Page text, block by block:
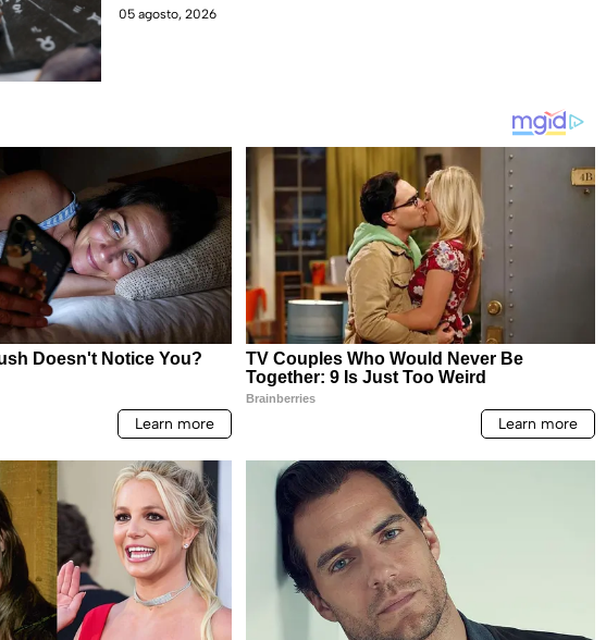
predicciones.
05 agosto, 2026